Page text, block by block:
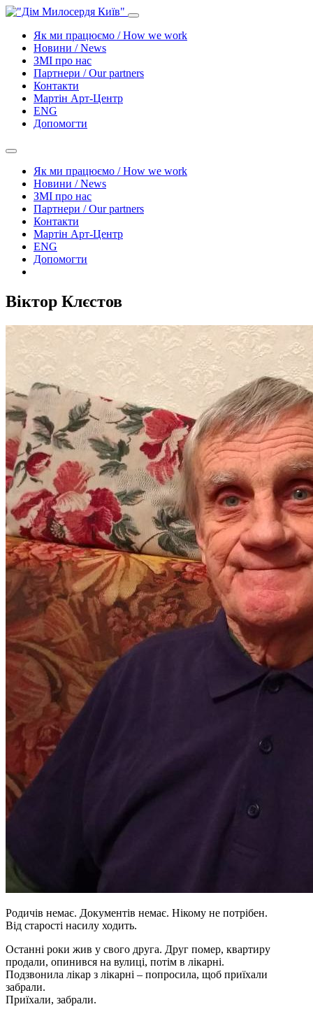
Як ми працюємо / How we work
Новини / News
ЗМІ про нас
Партнери / Our partners
Контакти
Mартін Арт-Центр
ENG
Допомогти
Як ми працюємо / How we work
Новини / News
ЗМІ про нас
Партнери / Our partners
Контакти
Mартін Арт-Центр
ENG
Допомогти
Віктор Клєстов
Родичів немає. Документів немає. Нікому не потрібен.
Від старості насилу ходить.
Останні роки жив у свого друга. Друг помер, квартиру
продали, опинився на вулиці, потім в лікарні.
Подзвонила лікар з лікарні – попросила, щоб приїхали
забрали.
Приїхали, забрали.